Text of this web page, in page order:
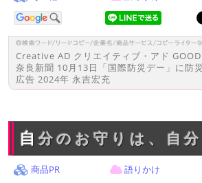
Creative AD クリエイティブ・アド
奈良新聞 10月13日「国際防災デー」に防
広告 2024年 永吉宏充
自分のお守りは、自
商品PR 語りかけ